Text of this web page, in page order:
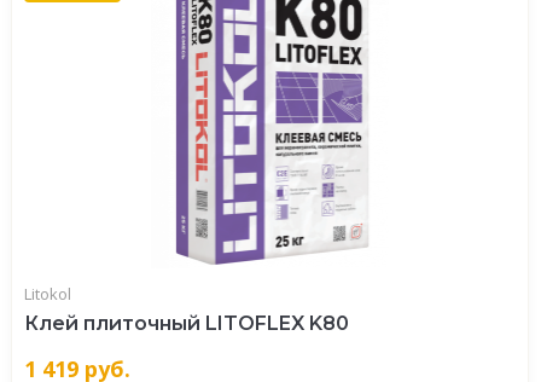
Litokol
Клей плиточный LITOFLEX K80
1 419 руб.